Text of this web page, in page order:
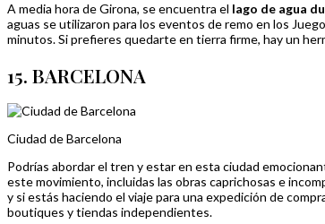
A media hora de Girona, se encuentra el lago de agua
aguas se utilizaron para los eventos de remo en los
minutos. Si prefieres quedarte en tierra firme, hay un
15. BARCELONA
Ciudad de Barcelona
Podrías abordar el tren y estar en esta ciudad
este movimiento, incluidas las obras caprichosas e
y si estás haciendo el viaje para una expedición de
boutiques y tiendas independientes.